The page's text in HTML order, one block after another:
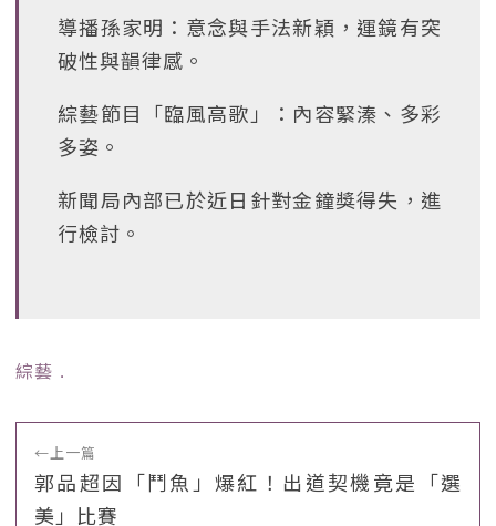
導播孫家明：意念與手法新穎，運鏡有突
破性與韻律感。
綜藝節目「臨風高歌」：內容緊溱、多彩
多姿。
新聞局內部已於近日針對金鐘獎得失，進
行檢討。
綜藝 ﹒
←上一篇
郭品超因「鬥魚」爆紅！出道契機竟是「選
美」比賽